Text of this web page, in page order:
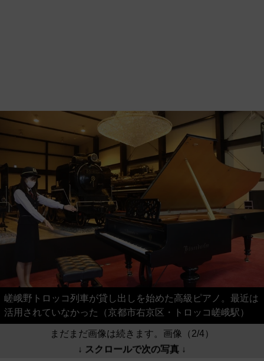
嵯峨野トロッコ列車が貸し出しを始めた高級ピアノ。最近は
活用されていなかった（京都市右京区・トロッコ嵯峨駅）
まだまだ画像は続きます。画像（2/4）
↓ スクロールで次の写真 ↓